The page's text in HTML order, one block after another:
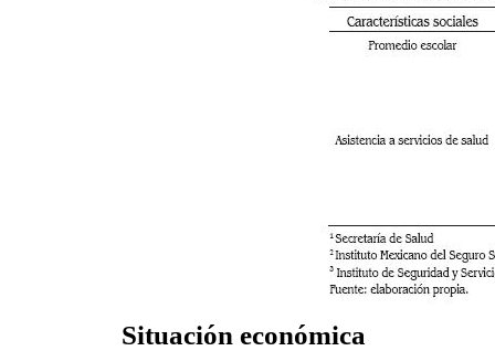
Situación económica